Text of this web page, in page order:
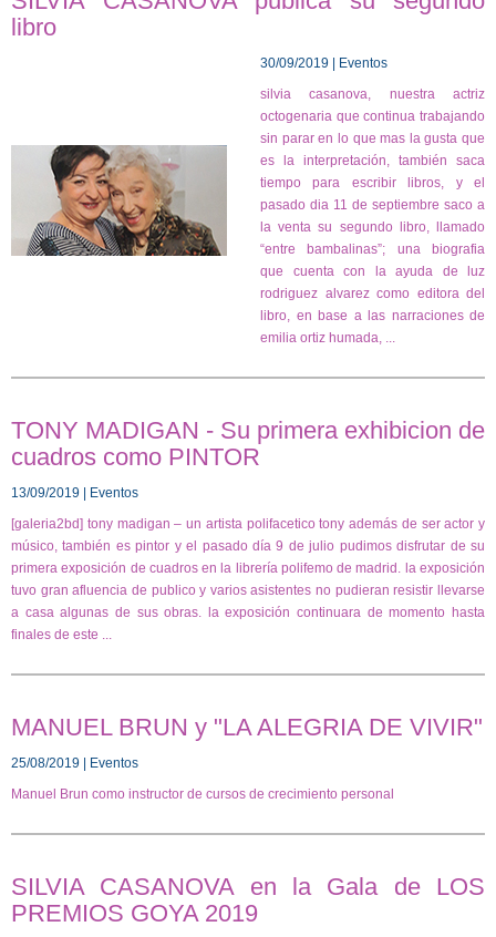
libro
30/09/2019 | Eventos
silvia casanova, nuestra actriz
octogenaria que continua trabajando
sin parar en lo que mas la gusta que
es la interpretación, también saca
tiempo para escribir libros, y el
pasado dia 11 de septiembre saco a
la venta su segundo libro, llamado
“entre bambalinas”; una biografia
que cuenta con la ayuda de luz
rodriguez alvarez como editora del
libro, en base a las narraciones de
emilia ortiz humada, ...
TONY MADIGAN - Su primera exhibicion de
cuadros como PINTOR
13/09/2019 | Eventos
[galeria2bd] tony madigan – un artista polifacetico tony además de ser actor y
músico, también es pintor y el pasado día 9 de julio pudimos disfrutar de su
primera exposición de cuadros en la librería polifemo de madrid. la exposición
tuvo gran afluencia de publico y varios asistentes no pudieran resistir llevarse
a casa algunas de sus obras. la exposición continuara de momento hasta
finales de este ...
MANUEL BRUN y "LA ALEGRIA DE VIVIR"
25/08/2019 | Eventos
Manuel Brun como instructor de cursos de crecimiento personal
SILVIA CASANOVA en la Gala de LOS
PREMIOS GOYA 2019